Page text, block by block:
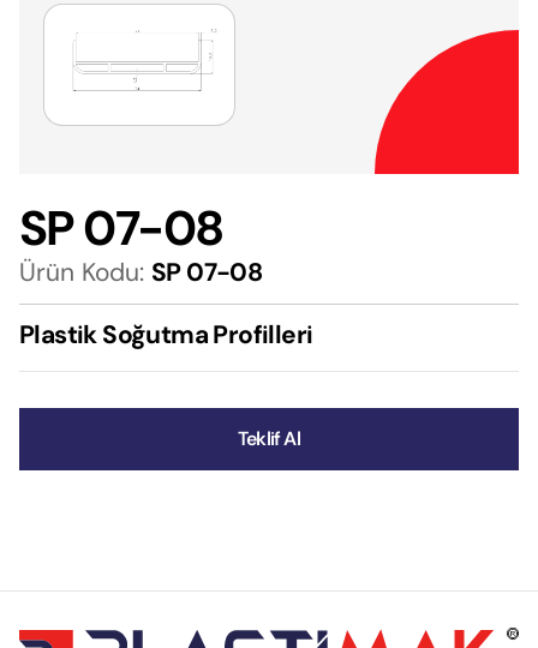
SP 07-08
Ürün Kodu: SP 07-08
Plastik Soğutma Profilleri
Teklif Al